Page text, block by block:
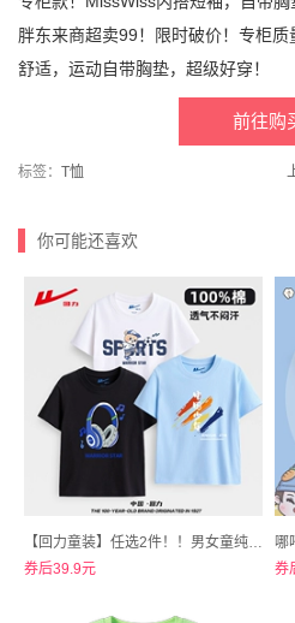
胖东来商超卖99！限时破价！专柜
舒适，运动自带胸垫，超级好穿！
前往购
标签： T恤
你可能还喜欢
【回力童装】任选2件！！男女童纯棉短袖T恤
券后39.9元
哪
券